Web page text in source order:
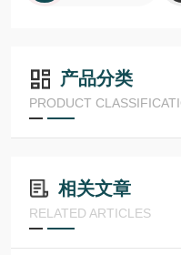
产品分类
PRODUCT
相关文章
RELATED ARTICLES